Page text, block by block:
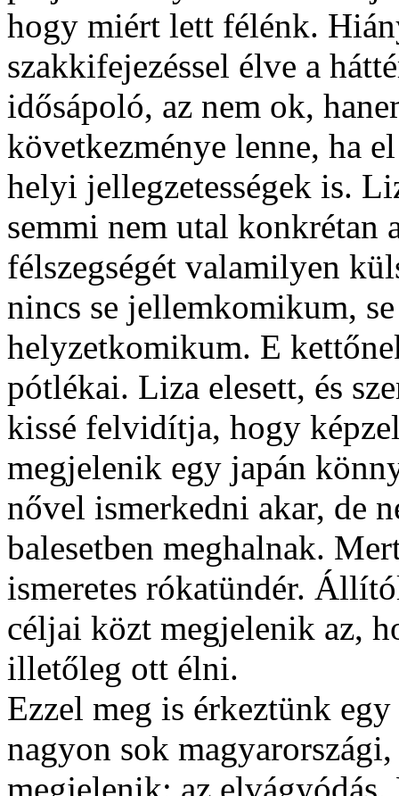
hogy miért lett félénk.
szakkifejezéssel élve a
idősápoló, az nem ok,
következménye lenne, ha
helyi jellegzetességek is.
semmi nem utal konkrétan
félszegségét valamilyen
nincs se jellemkomikum,
helyzetkomikum. E
pótlékai. Liza elesett, és
kissé felvidítja, hogy
megjelenik egy japán
nővel ismerkedni akar, de
balesetben meghalnak.
ismeretes rókatündér.
céljai közt megjelenik az,
illetőleg ott élni.
Ezzel meg is érkeztünk
nagyon sok
megjelenik: az